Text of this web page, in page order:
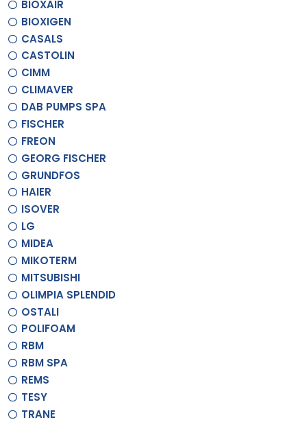
BIOXAIR
BIOXIGEN
CASALS
CASTOLIN
CIMM
CLIMAVER
DAB PUMPS SPA
FISCHER
FREON
GEORG FISCHER
GRUNDFOS
HAIER
ISOVER
LG
MIDEA
MIKOTERM
MITSUBISHI
OLIMPIA SPLENDID
OSTALI
POLIFOAM
RBM
RBM SPA
REMS
TESY
TRANE